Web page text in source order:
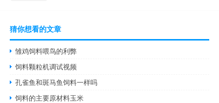
猜你想看的文章
雏鸡饲料喂鸟的利弊
饲料颗粒机调试视频
孔雀鱼和斑马鱼饲料一样吗
饲料的主要原材料玉米